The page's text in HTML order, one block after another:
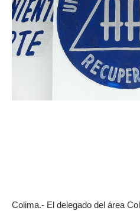
Colima.- El delegado del área